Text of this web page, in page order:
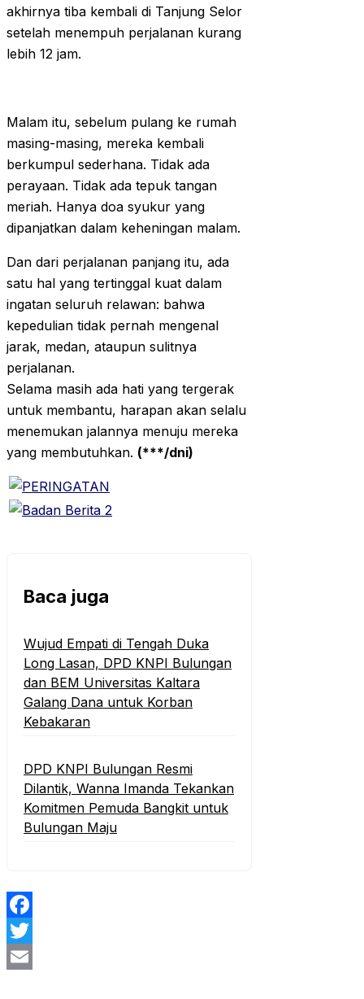
akhirnya tiba kembali di Tanjung Selor
setelah menempuh perjalanan kurang
lebih 12 jam.
Malam itu, sebelum pulang ke rumah
masing-masing, mereka kembali
berkumpul sederhana. Tidak ada
perayaan. Tidak ada tepuk tangan
meriah. Hanya doa syukur yang
dipanjatkan dalam keheningan malam.
Dan dari perjalanan panjang itu, ada
satu hal yang tertinggal kuat dalam
ingatan seluruh relawan: bahwa
kepedulian tidak pernah mengenal
jarak, medan, ataupun sulitnya
perjalanan.
Selama masih ada hati yang tergerak
untuk membantu, harapan akan selalu
menemukan jalannya menuju mereka
yang membutuhkan. (***/dni)
Baca juga
Wujud Empati di Tengah Duka
Long Lasan, DPD KNPI Bulungan
dan BEM Universitas Kaltara
Galang Dana untuk Korban
Kebakaran
DPD KNPI Bulungan Resmi
Dilantik, Wanna Imanda Tekankan
Komitmen Pemuda Bangkit untuk
Bulungan Maju
Facebook
Twitter